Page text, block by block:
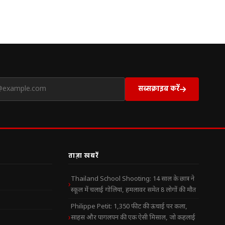
सब्सक्राइब करें
ताज़ा खबरें
Thailand School Shooting: 14 साल के छात्र ने
स्कूल में चलाई गोलियां, हमलावर समेत 8 लोगों की मौत
Philippe Petit: 1,350 फीट की ऊंचाई पर कला,
साहस और पागलपन की एक ऐसी मिसाल, जो कहलाई